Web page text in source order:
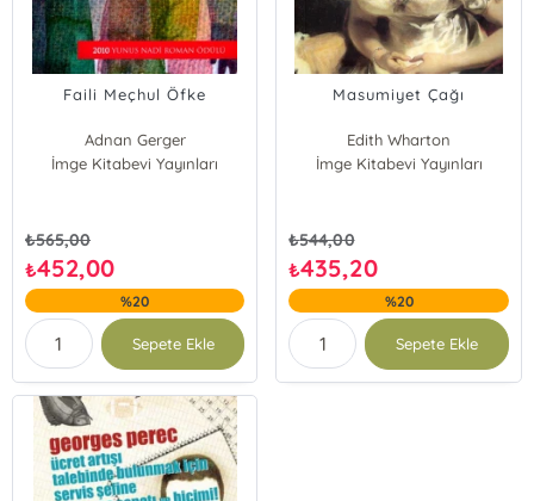
Faili Meçhul Öfke
Adnan Gerger
İmge Kitabevi Yayınları
₺565,00
₺452,00
%20
Sepete Ekle
Masumiyet Çağı
Edith Wharton
İmge Kitabevi Yayınları
₺544,00
₺435,20
%20
Sepete Ekle